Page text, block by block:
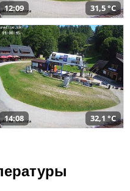
12:09 31,5 °C
14:08 32,1 °C